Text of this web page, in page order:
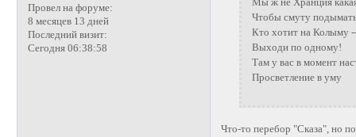
Провел на форуме:
8 месяцев 13 дней
Последний визит:
Сегодня 06:38:58
Чтобы смуту
Кто хотит на Колыму
Выходи по одному!
Там у вас в момент
Просветление в уму
Что-то перебор "Сказа", но